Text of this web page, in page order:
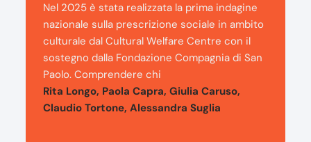
Nel 2025 è stata realizzata la prima indagine
nazionale sulla prescrizione sociale in ambito
culturale dal Cultural Welfare Centre con il
sostegno dalla Fondazione Compagnia di San
Paolo. Comprendere chi
Rita Longo, Paola Capra, Giulia Caruso,
Claudio Tortone, Alessandra Suglia